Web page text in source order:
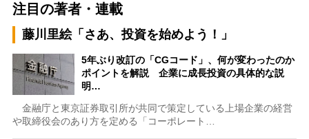
注目の著者・連載
藤川里絵「さあ、投資を始めよう！」
5年ぶり改訂の「CGコード」、何が変わったのか
ポイントを解説 企業に成長投資の具体的な説
明…
金融庁と東京証券取引所が共同で策定している上場企業の経営
や取締役会のあり方を定める「コーポレート…